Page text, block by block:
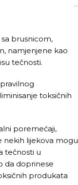
brusnicom,
namjenjene kao
tečnosti.
toksičnih
poremećaji,
nekih lijekova mogu
tečnosti u
da doprinese
produkata